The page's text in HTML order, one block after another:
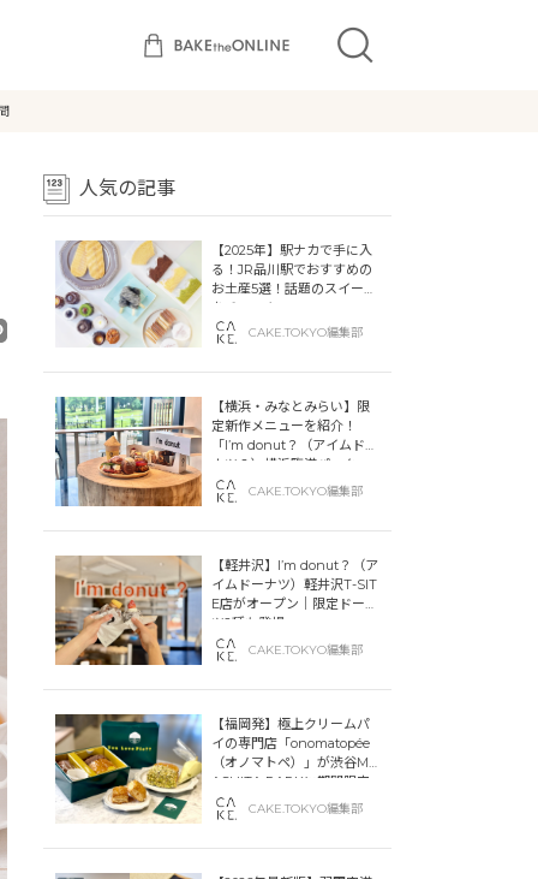
人気の記事
【2025年】駅ナカで手に入
る！JR品川駅でおすすめの
お土産5選！話題のスイーツ
をチェック
CAKE.TOKYO編集部
【横浜・みなとみらい】限
定新作メニューを紹介！
「I’m donut？（アイムドー
ナツ？）横浜臨港パーク」
「dacō（ダコー）横浜臨港
パーク」横浜ティンバーワ
CAKE.TOKYO編集部
【軽井沢】I’m donut？（ア
イムドーナツ）軽井沢T-SIT
E店がオープン｜限定ドーナ
ツ2種も登場
CAKE.TOKYO編集部
【福岡発】極上クリームパ
イの専門店「onomatopée
（オノマトペ）」が渋谷MIY
ASHITA PARKに期間限定
オープン！CAKE.TOKYO編集部